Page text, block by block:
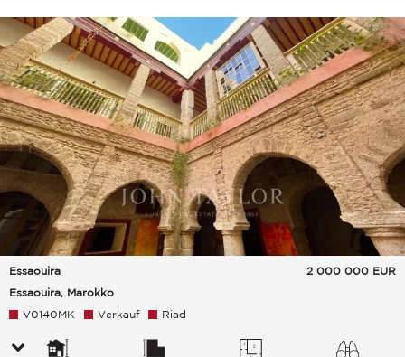
Essaouira
Essaouira, Marokko
2 000 000 EUR
V0140MK Verkauf Riad